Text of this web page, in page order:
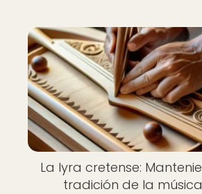
La lyra cretense:
tradición de la